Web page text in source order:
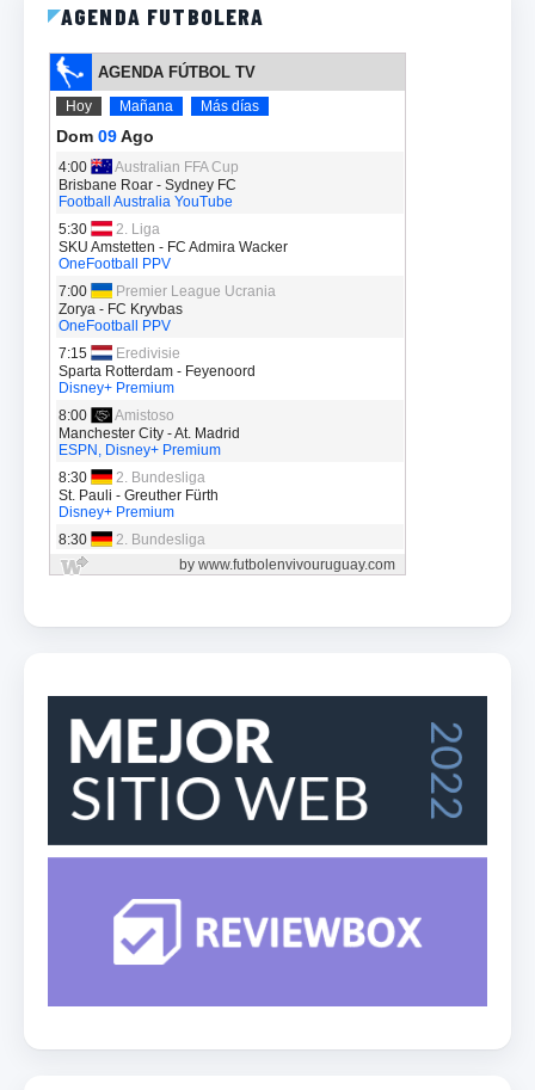
AGENDA FUTBOLERA